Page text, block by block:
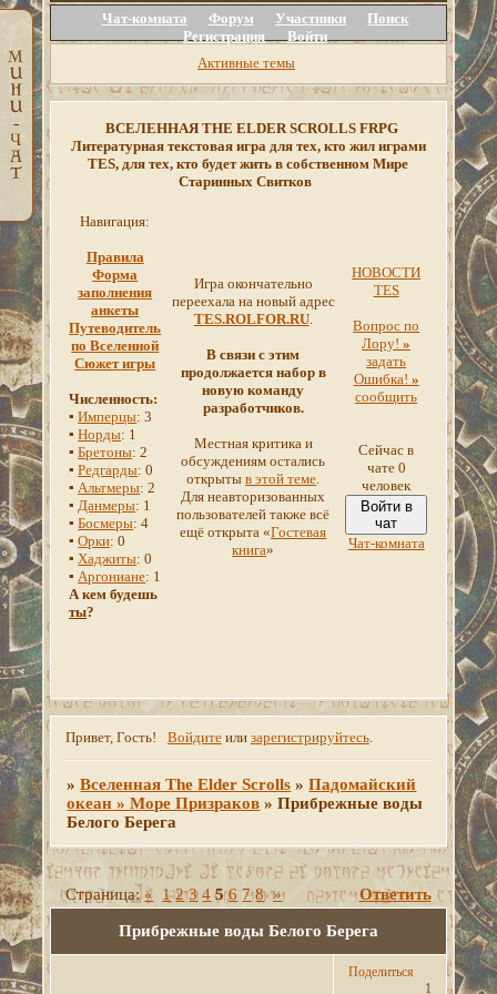
Чат-комната Форум Участники
Поиск
Регистрация
Войти
Активные темы
ВСЕЛЕННАЯ THE ELDER SCROLLS FRPG
Литературная текстовая игра для тех, кто жил играми
TES, для тех, кто будет жить в собственном Мире
Старинных Свитков
Навигация:
Правила
Форма
заполнения
анкеты
Путеводитель
по Вселенной
Сюжет игры
Численность:
▪Имперцы: 3
▪Норды: 1
▪Бретоны: 2
▪Редгарды: 0
▪Альтмеры: 2
▪Данмеры: 1
▪Босмеры: 4
▪Орки: 0
▪Хаджиты: 0
▪Аргониане: 1
А кем будешь
ты?
Игра окончательно
переехала на новый адрес
TES.ROLFOR.RU.
В связи с этим
продолжается набор в
новую команду
разработчиков.
Местная критика и
обсуждениям остались
открытыв этой теме.
Для неавторизованных
пользователей также всё
ещё открыта «Гостевая
книга»
НОВОСТИ
TES
Вопрос по
Лору!»
задать
Ошибка! »
сообщить
Сейчас в
чате 0
человек
Войти в
чат
Чат-комната
Привет, Гость! Войдитеили зарегистрируйтесь.
»Вселенная The Elder Scrolls »Падомайский
океан » Море Призраков »Прибрежные воды
Белого Берега
Прибрежные воды Белого Берега
Страница:« 1 2 3 4 5 6 7 8 » Ответить
Поделиться
1